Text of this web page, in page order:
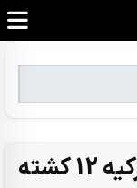
حمله مسلحانه در مرسین ترکیه 12 کشته